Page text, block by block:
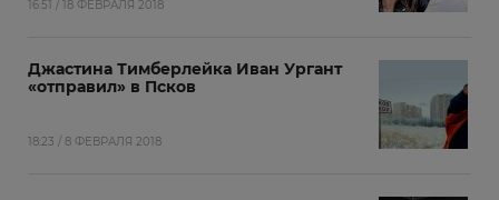
16:51 / 18 ФЕВРАЛЯ 2018
Джастина Тимберлейка Иван Ургант
«отправил» в Псков
18:23 / 8 ФЕВРАЛЯ 2018